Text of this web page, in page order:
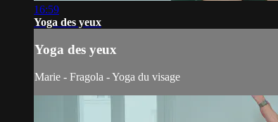
16:59
Yoga des yeux
Yoga des yeux
Marie - Fragola - Yoga du visage